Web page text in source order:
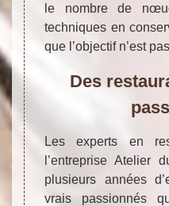
le nombre de
techniques en
que l’objectif n’est
Des
Les experts en
l’entreprise Atelier
plusieurs années
vrais passionnés